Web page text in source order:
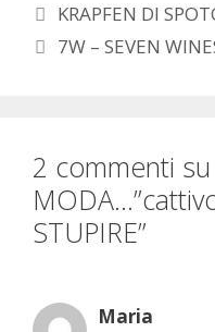
KRAPFEN DI
7W – SEVEN
2 commenti su
STUPIRE”
Maria